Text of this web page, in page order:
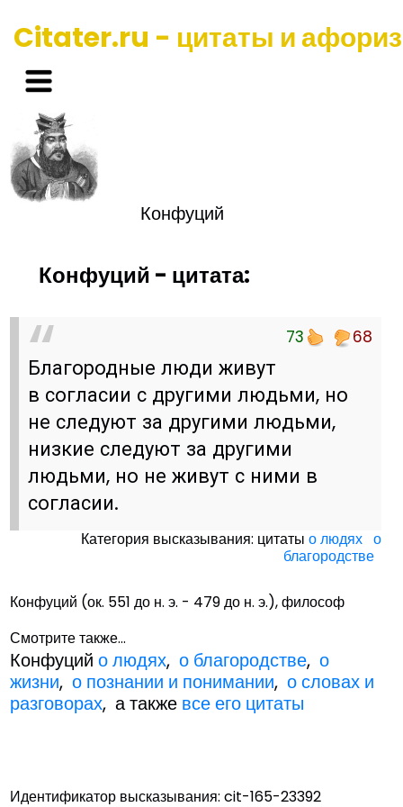
Citater.ru - цитаты и
Конфуций
Конфуций - цитата:
73 68
Благородные люди живут
в согласии с другими людьми, но
не следуют за другими людьми,
низкие следуют за другими
людьми, но не живут с ними в
согласии.
Категория высказывания: цитатыо людях о
благородстве
Конфуций (ок. 551 до н. э. - 479 до н. э.), философ
Смотрите также...
Конфуцийо людях,о благородстве,о
жизни,о познании и понимании,о словах и
разговорах, а также все его цитаты
Идентификатор высказывания: cit-165-23392